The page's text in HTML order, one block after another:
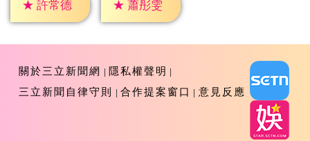
★ 許常德 ★ 蕭彤雯
關於三立新聞網
隱私權聲明
三立新聞自律守則
合作提案窗口 意見反應